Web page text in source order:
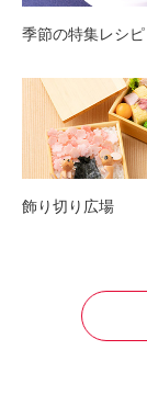
季節の特集レシピ
飾り切り広場